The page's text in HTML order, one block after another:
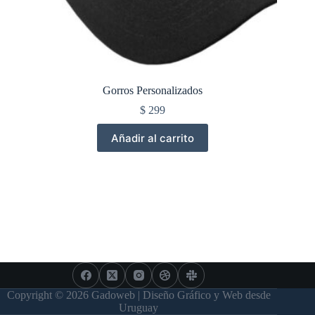
Gorros Personalizados
$ 299
Añadir al carrito
Copyright © 2026 Gadoweb | Diseño Gráfico y Web desde
Uruguay